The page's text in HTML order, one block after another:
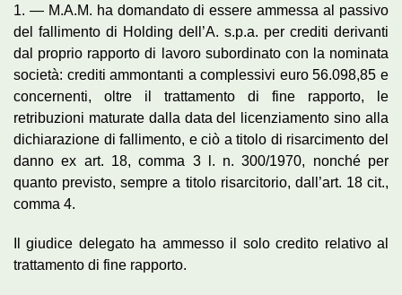
1. — M.A.M. ha domandato di essere ammessa al passivo
del fallimento di Holding dell’A. s.p.a. per crediti derivanti
dal proprio rapporto di lavoro subordinato con la nominata
società: crediti ammontanti a complessivi euro 56.098,85 e
concernenti, oltre il trattamento di fine rapporto, le
retribuzioni maturate dalla data del licenziamento sino alla
dichiarazione di fallimento, e ciò a titolo di risarcimento del
danno ex art. 18, comma 3 l. n. 300/1970, nonché per
quanto previsto, sempre a titolo risarcitorio, dall’art. 18 cit.,
comma 4.
Il giudice delegato ha ammesso il solo credito relativo al
trattamento di fine rapporto.